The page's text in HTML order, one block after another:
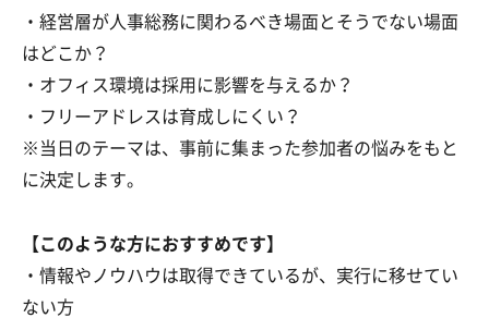
・経営層が人事総務に関わるべき場面とそうでない場面
はどこか？
・オフィス環境は採用に影響を与えるか？
・フリーアドレスは育成しにくい？
※当日のテーマは、事前に集まった参加者の悩みをもと
に決定します。
【このような方におすすめです】
・情報やノウハウは取得できているが、実行に移せてい
ない方